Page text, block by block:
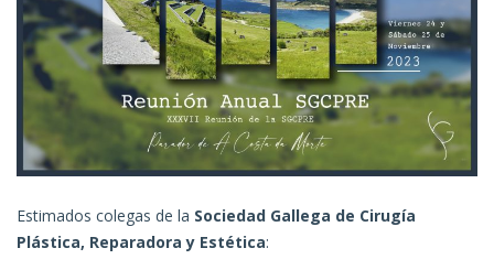
Estimados colegas de la Sociedad Gallega de Cirugía
Plástica, Reparadora y Estética: